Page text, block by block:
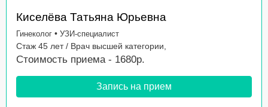
Киселёва Татьяна Юрьевна
Гинеколог • УЗИ-специалист
Стаж 45 лет / Врач высшей категории,
Стоимость приема - 1680р.
Запись на прием